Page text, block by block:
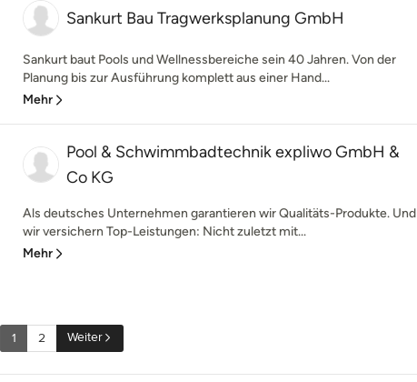
Sankurt Bau Tragwerksplanung GmbH
Sankurt baut Pools und Wellnessbereiche sein 40 Jahren. Von der
Planung bis zur Ausführung komplett aus einer Hand...
Mehr
Pool & Schwimmbadtechnik expliwo GmbH &
Co KG
Als deutsches Unternehmen garantieren wir Qualitäts-Produkte. Und
wir versichern Top-Leistungen: Nicht zuletzt mit...
Mehr
1 2 Weiter